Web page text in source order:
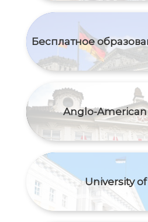
Бесплатное
Anglo-
University